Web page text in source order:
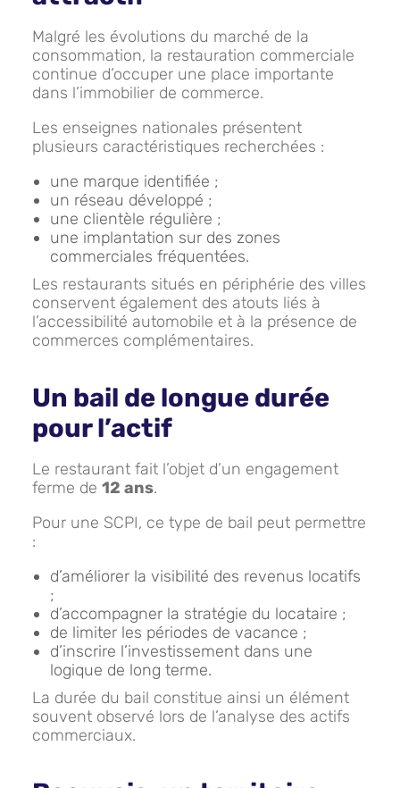
Malgré les évolutions du marché de la
consommation, la restauration commerciale
continue d’occuper une place importante
dans l’immobilier de commerce.
Les enseignes nationales présentent
plusieurs caractéristiques recherchées :
une marque identifiée ;
un réseau développé ;
une clientèle régulière ;
une implantation sur des zones
commerciales fréquentées.
Les restaurants situés en périphérie des villes
conservent également des atouts liés à
l’accessibilité automobile et à la présence de
commerces complémentaires.
Un bail de longue durée
pour l’actif
Le restaurant fait l’objet d’un engagement
ferme de 12 ans.
Pour une SCPI, ce type de bail peut permettre
:
d’améliorer la visibilité des revenus locatifs
;
d’accompagner la stratégie du locataire ;
de limiter les périodes de vacance ;
d’inscrire l’investissement dans une
logique de long terme.
La durée du bail constitue ainsi un élément
souvent observé lors de l’analyse des actifs
commerciaux.